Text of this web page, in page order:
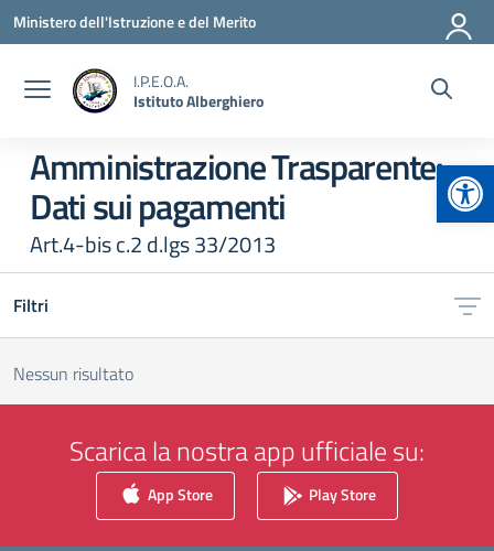
Vai ai contenuti
Vai al menu di navigazione
Vai al footer
Ministero dell'Istruzione e del Merito
I.P.E.O.A.
Istituto Alberghiero
Amministrazione Trasparente:
Dati sui pagamenti
Art.4-bis c.2 d.lgs 33/2013
Filtri
Nessun risultato
Scarica la nostra app ufficiale su:
App Store Play Store